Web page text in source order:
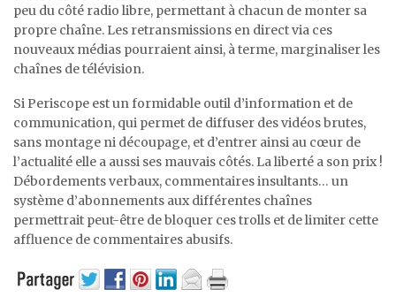
peu du côté radio libre, permettant à chacun de monter sa
propre chaîne. Les retransmissions en direct via ces
nouveaux médias pourraient ainsi, à terme, marginaliser les
chaînes de télévision.
Si Periscope est un formidable outil d’information et de
communication, qui permet de diffuser des vidéos brutes,
sans montage ni découpage, et d’entrer ainsi au cœur de
l’actualité elle a aussi ses mauvais côtés. La liberté a son prix !
Débordements verbaux, commentaires insultants… un
système d’abonnements aux différentes chaînes
permettrait peut-être de bloquer ces trolls et de limiter cette
affluence de commentaires abusifs.